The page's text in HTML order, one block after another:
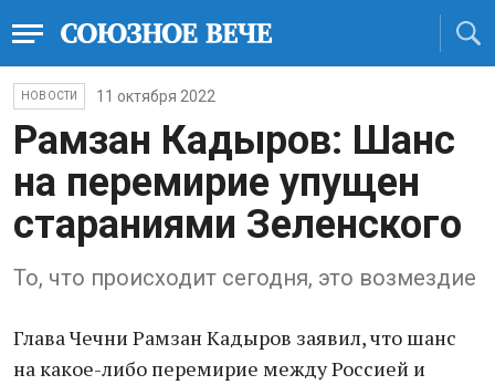
НОВОСТИ 11 октября 2022
Рамзан Кадыров: Шанс
на перемирие упущен
стараниями Зеленского
То, что происходит сегодня, это возмездие
Глава Чечни Рамзан Кадыров заявил, что шанс
на какое-либо перемирие между Россией и